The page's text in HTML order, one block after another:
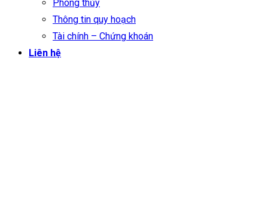
Phong thủy
Thông tin quy hoạch
Tài chính – Chứng khoán
Liên hệ